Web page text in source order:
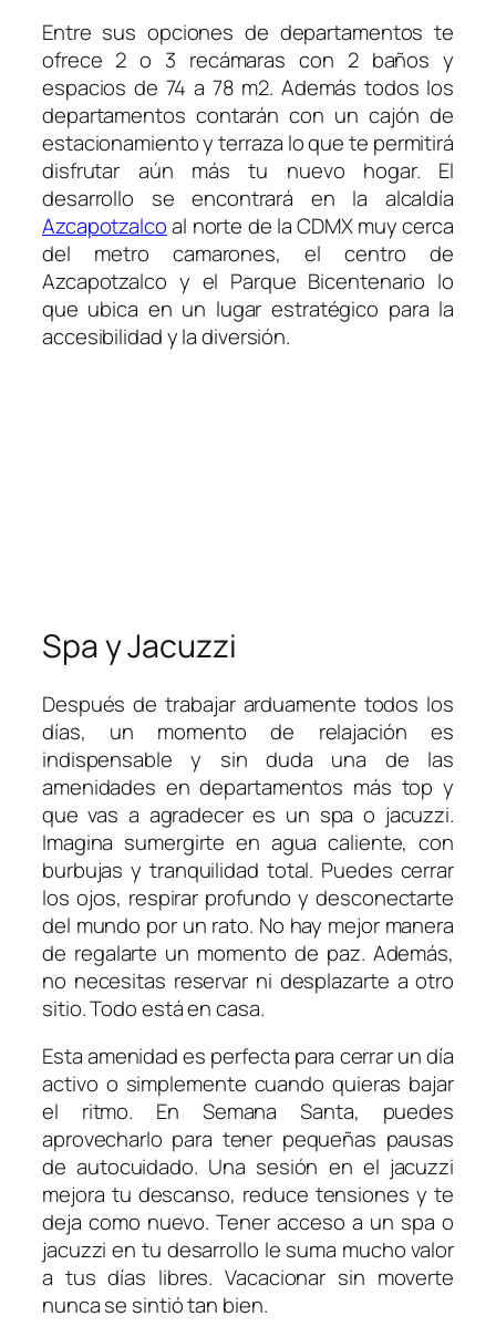
Entre sus opciones de departamentos te
ofrece 2 o 3 recámaras con 2 baños y
espacios de 74 a 78 m2. Además todos los
departamentos contarán con un cajón de
estacionamiento y terraza lo que te permitirá
disfrutar aún más tu nuevo hogar. El
desarrollo se encontrará en la alcaldía
Azcapotzalcoal norte de la CDMX muy cerca
del metro camarones, el centro de
Azcapotzalco y el Parque Bicentenario lo
que ubica en un lugar estratégico para la
accesibilidad y la diversión.
Spa y Jacuzzi
Después de trabajar arduamente todos los
días, un momento de relajación es
indispensable y sin duda una de las
amenidades en departamentos más top y
que vas a agradecer es un spa o jacuzzi.
Imagina sumergirte en agua caliente, con
burbujas y tranquilidad total. Puedes cerrar
los ojos, respirar profundo y desconectarte
del mundo por un rato. No hay mejor manera
de regalarte un momento de paz. Además,
no necesitas reservar ni desplazarte a otro
sitio. Todo está en casa.
Esta amenidad es perfecta para cerrar un día
activo o simplemente cuando quieras bajar
el ritmo. En Semana Santa, puedes
aprovecharlo para tener pequeñas pausas
de autocuidado. Una sesión en el jacuzzi
mejora tu descanso, reduce tensiones y te
deja como nuevo. Tener acceso a un spa o
jacuzzi en tu desarrollo le suma mucho valor
a tus días libres. Vacacionar sin moverte
nunca se sintió tan bien.